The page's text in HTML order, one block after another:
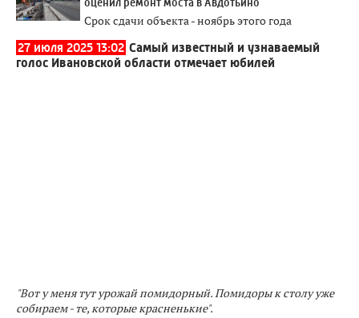
Срок сдачи объекта - ноябрь этого года
27 июля 2025 13:02 Самый известный и узнаваемый
голос Ивановской области отмечает юбилей
"Вот у меня тут урожай помидорный. Помидоры к столу уже
собираем - те, которые красненькие".